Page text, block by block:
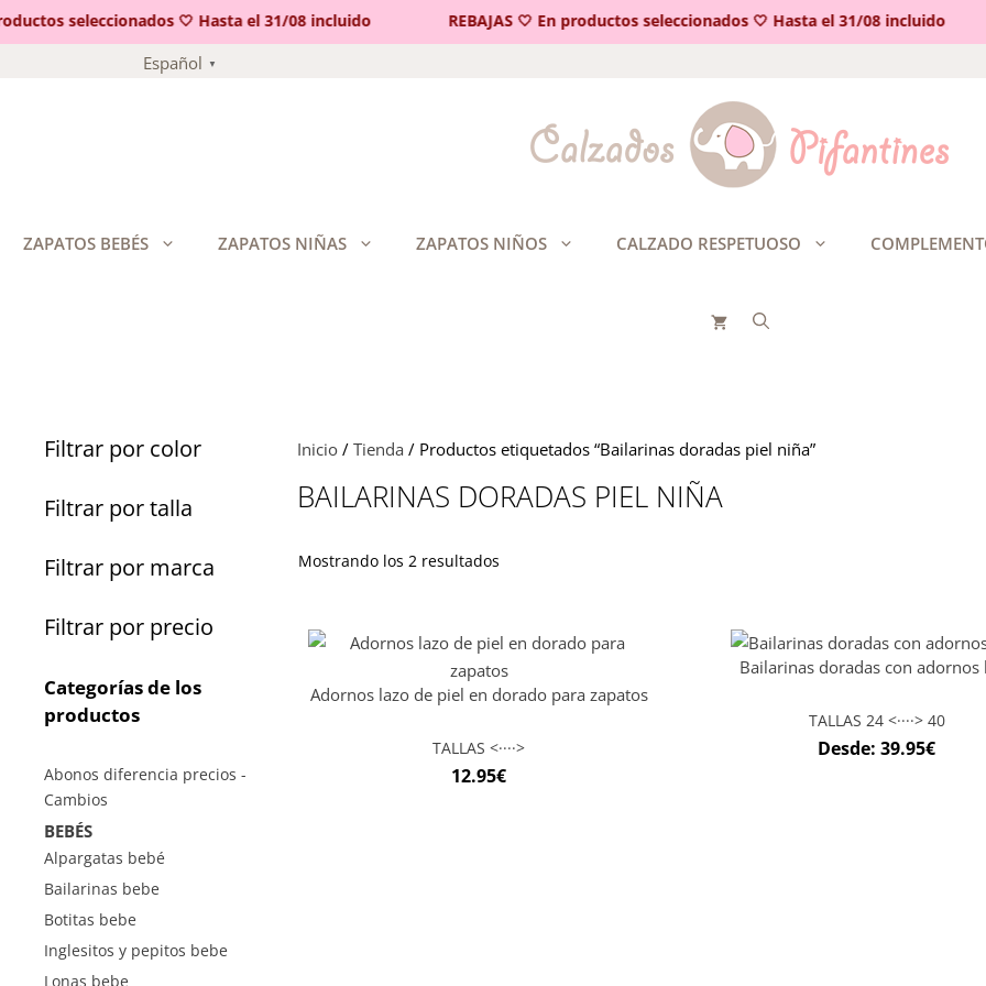
seleccionados 🤍 Hasta el 31/08 incluido REBAJAS 🤍 En productos seleccionados 🤍 Hasta el 31/08 incluido
Español ▼
ZAPATOS BEBÉS ZAPATOS NIÑAS ZAPATOS NIÑOS CALZADO RESPETUOSO
Inicio/ Tienda / Productos etiquetados “Bailarinas doradas piel niña”
BAILARINAS DORADAS PIEL NIÑA
Mostrando los 2 resultados
Adornos lazo de piel en dorado para zapatos
TALLAS <····>
12.95€
Bailarinas doradas con adornos
TALLAS 24 <····> 40
Desde:39.95€
Filtrar por color
Filtrar por talla
Filtrar por marca
Filtrar por precio
Categorías de los
productos
Abonos diferencia precios -
Cambios
BEBÉS
Alpargatas bebé
Bailarinas bebe
Botitas bebe
Inglesitos y pepitos bebe
Lonas bebe